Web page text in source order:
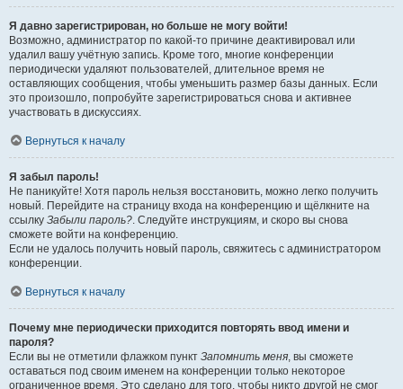
Я давно зарегистрирован, но больше не могу войти!
Возможно, администратор по какой-то причине деактивировал или
удалил вашу учётную запись. Кроме того, многие конференции
периодически удаляют пользователей, длительное время не
оставляющих сообщения, чтобы уменьшить размер базы данных. Если
это произошло, попробуйте зарегистрироваться снова и активнее
участвовать в дискуссиях.
Вернуться к началу
Я забыл пароль!
Не паникуйте! Хотя пароль нельзя восстановить, можно легко получить
новый. Перейдите на страницу входа на конференцию и щёлкните на
ссылку Забыли пароль?. Следуйте инструкциям, и скоро вы снова
сможете войти на конференцию.
Если не удалось получить новый пароль, свяжитесь с администратором
конференции.
Вернуться к началу
Почему мне периодически приходится повторять ввод имени и
пароля?
Если вы не отметили флажком пункт Запомнить меня, вы сможете
оставаться под своим именем на конференции только некоторое
ограниченное время. Это сделано для того, чтобы никто другой не смог